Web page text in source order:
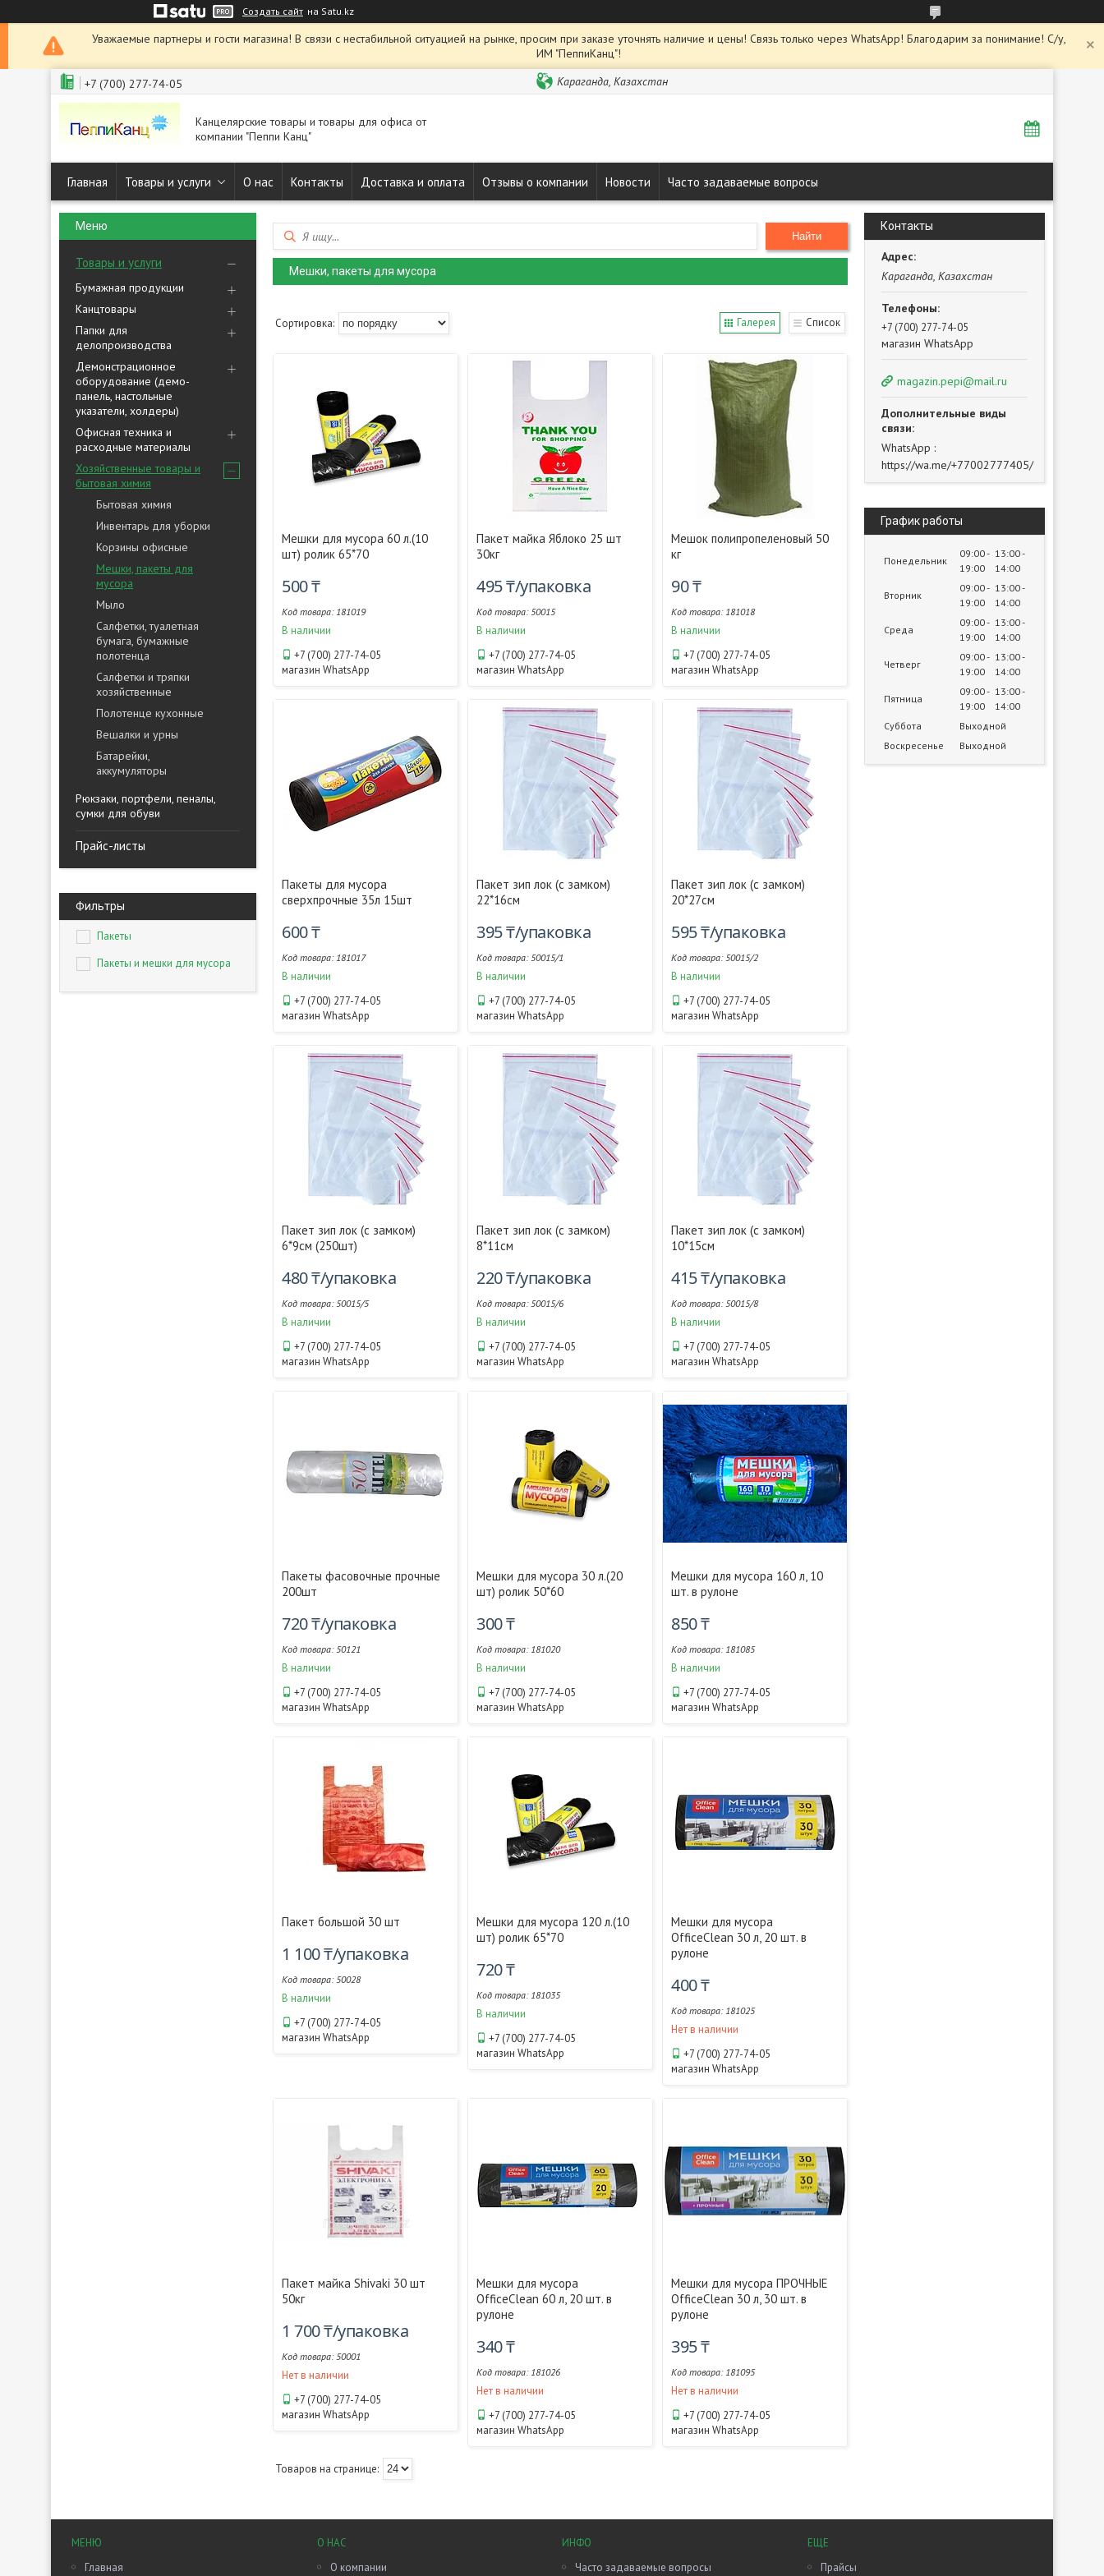
Создать сайт на Satu.kz
Уважаемые партнеры и гости магазина! В связи с нестабильной ситуацией на рынке, просим при заказе уточнять наличие и цены! Связь только через WhatsApp! Благодарим за понимание! С/у,
ИМ "ПеппиКанц"!
+7 (700) 277-74-05 Караганда, Казахстан
Канцелярские товары и товары для офиса от
компании "Пеппи Канц"
Главная Товары и услуги О нас Контакты Доставка и оплата Отзывы о компании Новости Часто задаваемые вопросы
Товары и услуги
Бумажная продукции
Канцтовары
Папки для
делопроизводства
Демонстрационное
оборудование (демо-
панель, настольные
указатели, холдеры)
Офисная техника и
расходные материалы
Хозяйственные товары и
бытовая химия
Бытовая химия
Инвентарь для уборки
Корзины офисные
Мешки, пакеты для
мусора
Мыло
Салфетки, туалетная
бумага, бумажные
полотенца
Салфетки и тряпки
хозяйственные
Полотенце кухонные
Вешалки и урны
Батарейки,
аккумуляторы
Рюкзаки, портфели, пеналы,
сумки для обуви
Прайс-листы
Фильтры
Пакеты
Пакеты и мешки для мусора
Найти
Мешки, пакеты для мусора
Галерея Список
Мешки для мусора 60 л.(10
шт) ролик 65*70
500 ₸
181019
В наличии
+7 (700) 277-74-05
магазин WhatsApp
Пакет майка Яблоко 25 шт
30кг
495 ₸/упаковка
50015
В наличии
+7 (700) 277-74-05
магазин WhatsApp
Мешок полипропеленовый 50
кг
90 ₸
181018
В наличии
+7 (700) 277-74-05
магазин WhatsApp
Пакеты для мусора
сверхпрочные 35л 15шт
600 ₸
181017
В наличии
+7 (700) 277-74-05
магазин WhatsApp
Пакет зип лок (с замком)
22*16см
395 ₸/упаковка
50015/1
В наличии
+7 (700) 277-74-05
магазин WhatsApp
Пакет зип лок (с замком)
20*27см
595 ₸/упаковка
50015/2
В наличии
+7 (700) 277-74-05
магазин WhatsApp
Пакет зип лок (с замком)
6*9см (250шт)
480 ₸/упаковка
50015/5
В наличии
+7 (700) 277-74-05
магазин WhatsApp
Пакет зип лок (с замком)
8*11см
220 ₸/упаковка
50015/6
В наличии
+7 (700) 277-74-05
магазин WhatsApp
Пакет зип лок (с замком)
10*15см
415 ₸/упаковка
50015/8
В наличии
+7 (700) 277-74-05
магазин WhatsApp
Пакеты фасовочные прочные
200шт
720 ₸/упаковка
50121
В наличии
+7 (700) 277-74-05
магазин WhatsApp
Мешки для мусора 30 л.(20
шт) ролик 50*60
300 ₸
181020
В наличии
+7 (700) 277-74-05
магазин WhatsApp
Мешки для мусора 160 л, 10
шт. в рулоне
850 ₸
181085
В наличии
+7 (700) 277-74-05
магазин WhatsApp
Пакет большой 30 шт
1 100 ₸/упаковка
50028
В наличии
+7 (700) 277-74-05
магазин WhatsApp
Мешки для мусора 120 л.(10
шт) ролик 65*70
720 ₸
181035
В наличии
+7 (700) 277-74-05
магазин WhatsApp
Мешки для мусора
OfficeClean 30 л, 20 шт. в
рулоне
400 ₸
181025
Нет в наличии
+7 (700) 277-74-05
магазин WhatsApp
Пакет майка Shivaki 30 шт
50кг
1 700 ₸/упаковка
50001
Нет в наличии
+7 (700) 277-74-05
магазин WhatsApp
Мешки для мусора
OfficeClean 60 л, 20 шт. в
рулоне
340 ₸
181026
Нет в наличии
+7 (700) 277-74-05
магазин WhatsApp
Мешки для мусора ПРОЧНЫЕ
OfficeClean 30 л, 30 шт. в
рулоне
395 ₸
181095
Нет в наличии
+7 (700) 277-74-05
магазин WhatsApp
Контакты
Караганда, Казахстан
+7 (700) 277-74-05
магазин WhatsApp
magazin.pepi@mail.ru
WhatsApp
https://wa.me/+77002777405/
График работы
Понедельник
09:00
19:00
13:00
14:00
Вторник
09:00
19:00
13:00
14:00
Среда
09:00
19:00
13:00
14:00
Четверг
09:00
19:00
13:00
14:00
Пятница
09:00
19:00
13:00
14:00
Суббота
Выходной
Воскресенье
Выходной
МЕНЮ
Главная
О НАС
О компании
ИНФО
Часто задаваемые вопросы
ЕЩЕ
Прайсы